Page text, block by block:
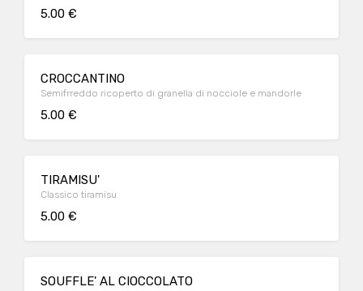
5.00 €
CROCCANTINO
Semifrreddo ricoperto di granella di nocciole e mandorle
5.00 €
TIRAMISU'
Classico tiramisu
5.00 €
SOUFFLE' AL CIOCCOLATO